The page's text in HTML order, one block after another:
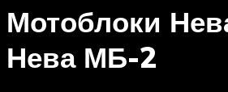
Мотоблоки
Нева МБ-2